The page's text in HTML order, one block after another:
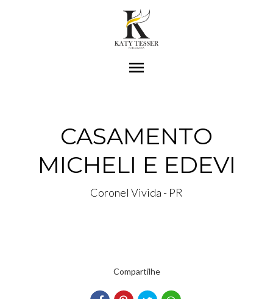
menu
CASAMENTO
MICHELI E EDEVI
Coronel Vivida - PR
Compartilhe